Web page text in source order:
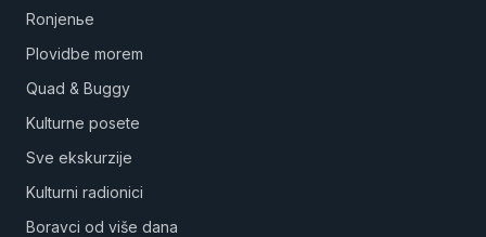
Ronjenье
Plovidbe morem
Quad & Buggy
Kulturne posete
Sve ekskurzije
Kulturni radionici
Boravci od više dana